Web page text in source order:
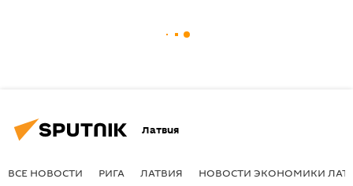
Латвия
ВСЕ НОВОСТИ РИГА ЛАТВИЯ НОВОСТИ ЭКОНОМИКИ